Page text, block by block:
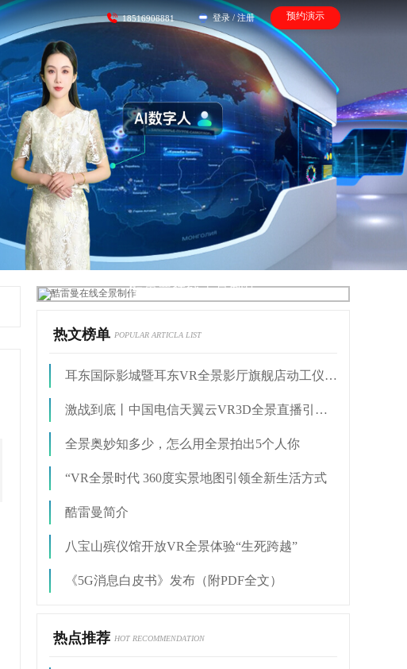
18516908881 登录 / 注册 预约演示
酷雷曼在线全景制作
热文榜单 POPULAR ARTICLA LIST
耳东国际影城暨耳东VR全景影厅旗舰店动工仪式盛大举行
激战到底丨中国电信天翼云VR3D全景直播引燃拳击热火
全景奥妙知多少，怎么用全景拍出5个人你
“VR全景时代 360度实景地图引领全新生活方式
酷雷曼简介
八宝山殡仪馆开放VR全景体验“生死跨越”
《5G消息白皮书》发布（附PDF全文）
热点推荐 HOT RECOMMENDATION